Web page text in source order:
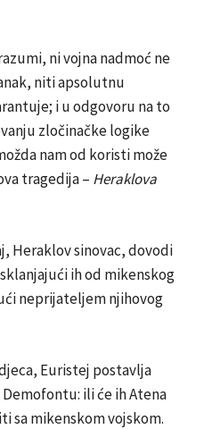
ni vojna nadmoć ne
niti apsolutnu
i u odgovoru na to
zločinačke logike
nam od koristi može
tragedija – Heraklova
Heraklov sinovac, dovodi
ih od mikenskog
neprijateljem njihovog
Euristej postavlja
ili će ih Atena
sa mikenskom vojskom.